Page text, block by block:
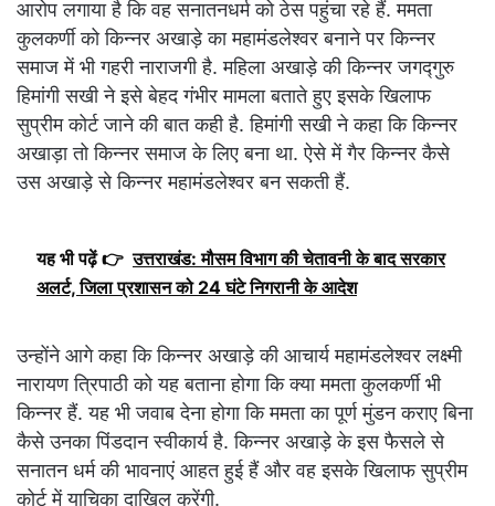
आरोप लगाया है कि वह सनातनधर्म को ठेस पहुंचा रहे हैं. ममता
कुलकर्णी को किन्नर अखाड़े का महामंडलेश्वर बनाने पर किन्नर
समाज में भी गहरी नाराजगी है. महिला अखाड़े की किन्नर जगद्गुरु
हिमांगी सखी ने इसे बेहद गंभीर मामला बताते हुए इसके खिलाफ
सुप्रीम कोर्ट जाने की बात कही है. हिमांगी सखी ने कहा कि किन्नर
अखाड़ा तो किन्नर समाज के लिए बना था. ऐसे में गैर किन्नर कैसे
उस अखाड़े से किन्नर महामंडलेश्वर बन सकती हैं.
यह भी पढ़ें 👉 उत्तराखंड: मौसम विभाग की चेतावनी के बाद सरकार
अलर्ट, जिला प्रशासन को 24 घंटे निगरानी के आदेश
उन्होंने आगे कहा कि किन्नर अखाड़े की आचार्य महामंडलेश्वर लक्ष्मी
नारायण त्रिपाठी को यह बताना होगा कि क्या ममता कुलकर्णी भी
किन्नर हैं. यह भी जवाब देना होगा कि ममता का पूर्ण मुंडन कराए बिना
कैसे उनका पिंडदान स्वीकार्य है. किन्नर अखाड़े के इस फैसले से
सनातन धर्म की भावनाएं आहत हुई हैं और वह इसके खिलाफ सुप्रीम
कोर्ट में याचिका दाखिल करेंगी.